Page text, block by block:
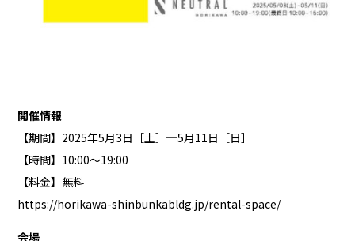
開催情報
【期間】2025年5月3日［土］─5月11日［日］
【時間】10:00〜19:00
【料金】無料
https://horikawa-shinbunkabldg.jp/rental-space/
会場